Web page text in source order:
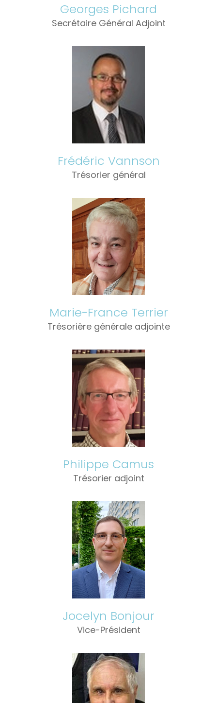
Georges Pichard
Secrétaire Général Adjoint
Frédéric Vannson
Trésorier général
Marie-France Terrier
Trésorière générale adjointe
Philippe Camus
Trésorier adjoint
Jocelyn Bonjour
Vice-Président